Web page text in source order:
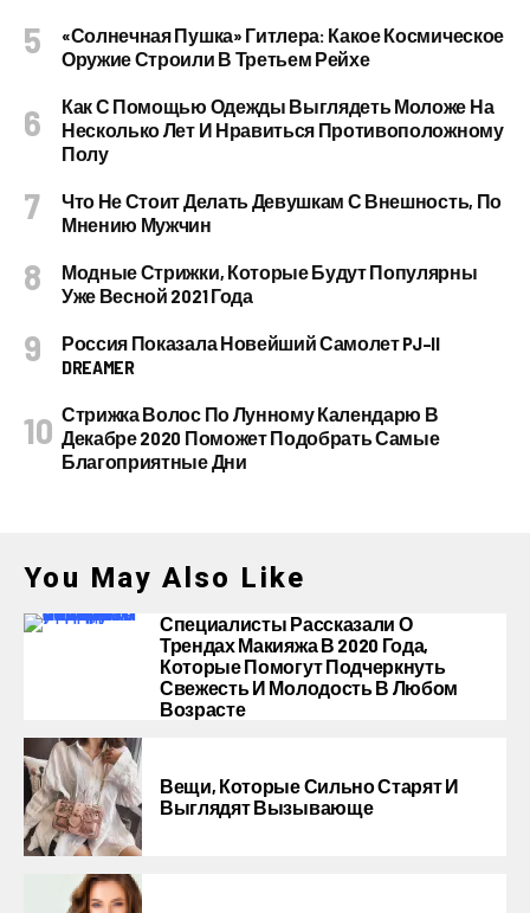
«Солнечная Пушка» Гитлера: Какое Космическое
Оружие Строили В Третьем Рейхе
Как С Помощью Одежды Выглядеть Моложе На
Несколько Лет И Нравиться Противоположному
Полу
Что Не Стоит Делать Девушкам С Внешность, По
Мнению Мужчин
Модные Стрижки, Которые Будут Популярны
Уже Весной 2021 Года
Россия Показала Новейший Самолет PJ–II
DREAMER
Стрижка Волос По Лунному Календарю В
Декабре 2020 Поможет Подобрать Самые
Благоприятные Дни
You May Also Like
Специалисты Рассказали О
Трендах Макияжа В 2020 Года,
Которые Помогут Подчеркнуть
Свежесть И Молодость В Любом
Возрасте
Вещи, Которые Сильно Старят И
Выглядят Вызывающе